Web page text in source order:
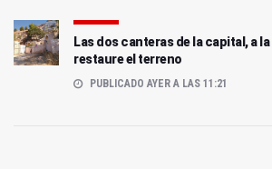
Las dos canteras de la capital, a
restaure el terreno
PUBLICADO AYER A LAS 11:21